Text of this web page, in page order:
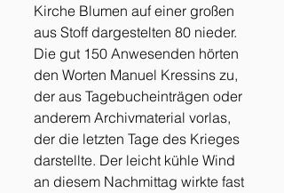
Kirche Blumen auf einer großen
aus Stoff dargestelten 80 nieder.
Die gut 150 Anwesenden hörten
den Worten Manuel Kressins zu,
der aus Tagebucheinträgen oder
anderem Archivmaterial vorlas,
der die letzten Tage des Krieges
darstellte. Der leicht kühle Wind
an diesem Nachmittag wirkte fast